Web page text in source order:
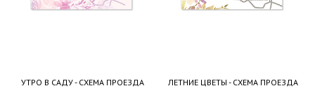
УТРО В САДУ - СХЕМА ПРОЕЗДА ЛЕТНИЕ ЦВЕТЫ - СХЕМА ПРОЕЗДА